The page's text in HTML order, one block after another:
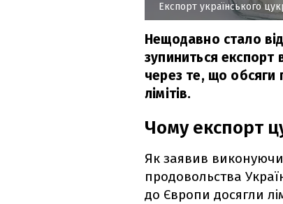
Експорт українського
Нещодавно стало
зупиниться експорт
через те, що обсяги
лімітів.
Чому експорт
Як заявив
продовольства
до Європи досягли